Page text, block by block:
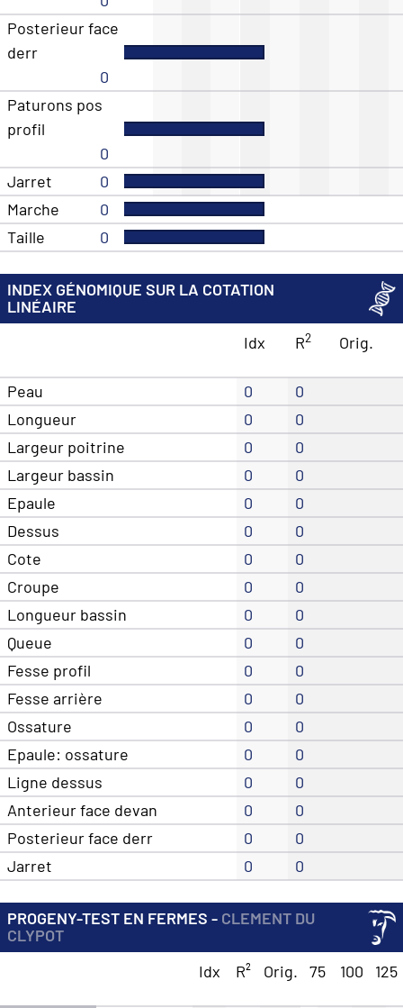
Posterieur face
derr
0
Paturons pos
profil
0
Jarret
0
Marche
0
Taille
0
INDEX GÉNOMIQUE SUR LA COTATION
LINÉAIRE
Idx
R2 Orig.
Peau 0
0
Longueur
0
0
Largeur poitrine
0
0
Largeur bassin
0
0
Epaule
0
0
Dessus
0
0
Cote
0
0
Croupe
0
0
Longueur bassin
0
0
Queue
0
0
Fesse profil
0
0
Fesse arrière
0
0
Ossature
0
0
Epaule: ossature
0
0
Ligne dessus
0
0
Anterieur face devan
0
0
Posterieur face derr
0
0
Jarret
0 0
PROGENY-TEST EN FERMES - CLEMENT DU
CLYPOT
Idx
R² Orig. 75 100 125